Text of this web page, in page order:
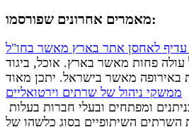
מאמרים אחרונים שפורסמו:
עדיף לאחסן אתר בארץ מאשר בחו"ל
פחות מאשר בארץ. אוכל, ביגוד
ממשקי ניהול של שרתים וירטואליים